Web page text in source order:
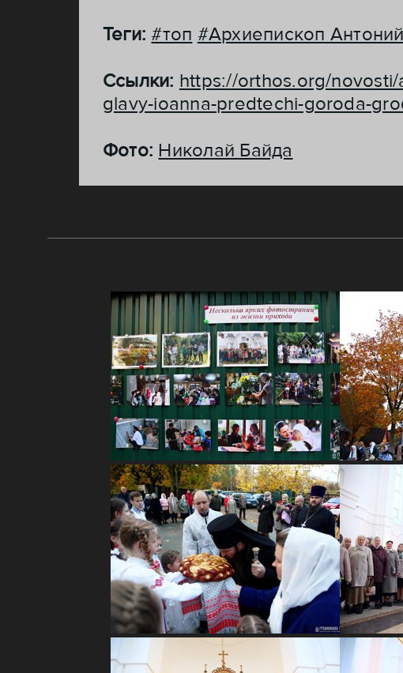
Теги:#топ #Архиепископ Антоний
Ссылки: https://orthos.org/
glavy-ioanna-predtechi-goroda-
Фото: Николай Байда